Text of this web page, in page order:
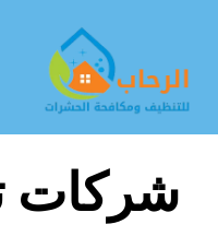
شركات